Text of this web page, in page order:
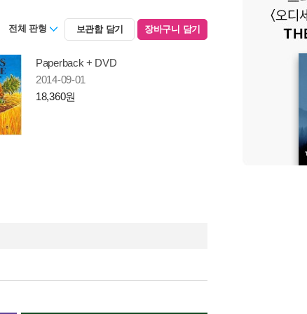
전체 판형 보관함 담기 장바구니 담기
Paperback + DVD
2014-09-01
18,360원